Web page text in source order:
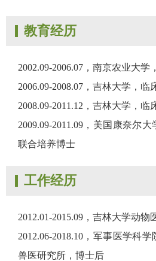
教育经历
2002.09-2006.07，南京农业大
2006.09-2008.07，吉林大学，临
2008.09-2011.12，吉林大学，临
2009.09-2011.09，美国康奈尔
联合培养博士
工作经历
2012.01-2015.09，吉林大学动物
2012.06-2018.10，军事医学科
兽医研究所，博士后